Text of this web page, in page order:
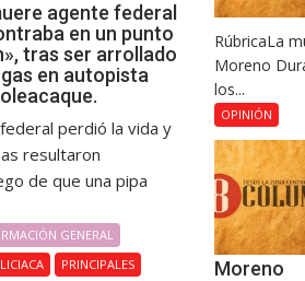
agente federal
en un punto
tras ser arrollado
en autopista
perdió la vida y
resultaron
de que una pipa
GENERAL
PRINCIPALES
RúbricaLa
Moreno
los...
OPINIÓN
Moreno